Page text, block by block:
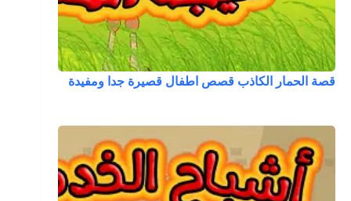
قصة الحمار الكاذب قصص اطفال قصيرة جدا ومفيدة